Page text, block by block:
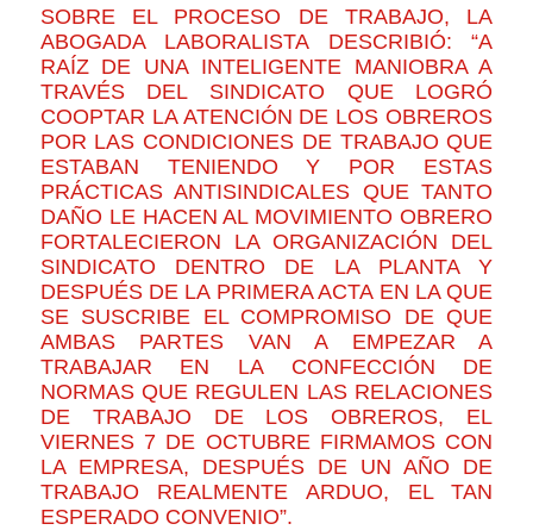
SOBRE EL PROCESO DE TRABAJO, LA
ABOGADA LABORALISTA DESCRIBIÓ: “A
RAÍZ DE UNA INTELIGENTE MANIOBRA A
TRAVÉS DEL SINDICATO QUE LOGRÓ
COOPTAR LA ATENCIÓN DE LOS OBREROS
POR LAS CONDICIONES DE TRABAJO QUE
ESTABAN TENIENDO Y POR ESTAS
PRÁCTICAS ANTISINDICALES QUE TANTO
DAÑO LE HACEN AL MOVIMIENTO OBRERO
FORTALECIERON LA ORGANIZACIÓN DEL
SINDICATO DENTRO DE LA PLANTA Y
DESPUÉS DE LA PRIMERA ACTA EN LA QUE
SE SUSCRIBE EL COMPROMISO DE QUE
AMBAS PARTES VAN A EMPEZAR A
TRABAJAR EN LA CONFECCIÓN DE
NORMAS QUE REGULEN LAS RELACIONES
DE TRABAJO DE LOS OBREROS, EL
VIERNES 7 DE OCTUBRE FIRMAMOS CON
LA EMPRESA, DESPUÉS DE UN AÑO DE
TRABAJO REALMENTE ARDUO, EL TAN
ESPERADO CONVENIO”.